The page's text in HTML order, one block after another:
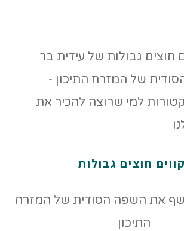
קווים חוצים גבולות
את השפה הסודית של המזרח
התיכון